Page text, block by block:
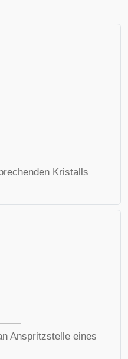
Kristalls
Anspritzstelle eines